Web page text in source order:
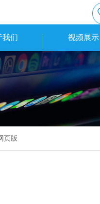
我们 视频展示
页版